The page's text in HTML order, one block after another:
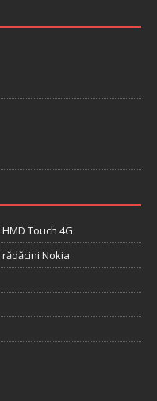
Touch 4G
Nokia